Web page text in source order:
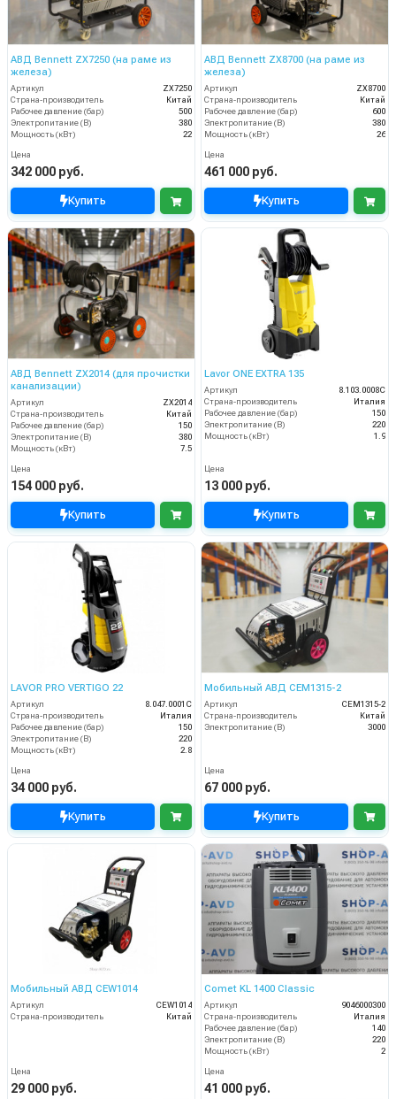
АВД Bennett ZX7250 (на раме из
железа)
Артикул
ZX7250
Страна-производитель
Китай
Рабочее давление (бар)
500
Электропитание (В)
380
Мощность (кВт)
22
Цена
342 000 руб.
Купить
АВД Bennett ZX8700 (на раме из
железа)
Артикул
ZX8700
Страна-производитель
Китай
Рабочее давление (бар)
600
Электропитание (В)
380
Мощность (кВт)
26
Цена
461 000 руб.
Купить
АВД Bennett ZX2014 (для прочистки
канализации)
Артикул
ZX2014
Страна-производитель
Китай
Рабочее давление (бар)
150
Электропитание (В)
380
Мощность (кВт)
7.5
Цена
154 000 руб.
Купить
Lavor ONE EXTRA 135
Артикул
8.103.0008C
Страна-производитель
Италия
Рабочее давление (бар)
150
Электропитание (В)
220
Мощность (кВт)
1.9
Цена
13 000 руб.
Купить
LAVOR PRO VERTIGO 22
Артикул
8.047.0001C
Страна-производитель
Италия
Рабочее давление (бар)
150
Электропитание (В)
220
Мощность (кВт)
2.8
Цена
34 000 руб.
Купить
Мобильный АВД CEM1315-2
Артикул
CEM1315-2
Страна-производитель
Китай
Электропитание (В)
3000
Цена
67 000 руб.
Купить
Мобильный АВД CEW1014
Артикул
CEW1014
Страна-производитель
Китай
Цена
29 000 руб.
Comet KL 1400 Classic
Артикул
9046000300
Страна-производитель
Италия
Рабочее давление (бар)
140
Электропитание (В)
220
Мощность (кВт)
2
Цена
41 000 руб.